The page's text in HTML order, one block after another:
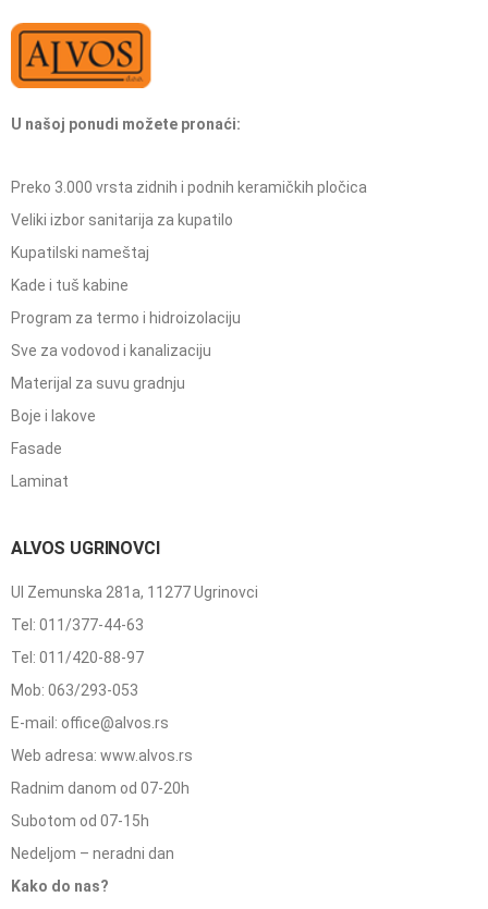
U našoj ponudi možete pronaći:
Preko 3.000 vrsta zidnih i podnih keramičkih pločica
Veliki izbor sanitarija za kupatilo
Kupatilski nameštaj
Kade i tuš kabine
Program za termo i hidroizolaciju
Sve za vodovod i kanalizaciju
Materijal za suvu gradnju
Boje i lakove
Fasade
Laminat
ALVOS UGRINOVCI
Ul Zemunska 281a, 11277 Ugrinovci
Tel: 011/377-44-63
Tel: 011/420-88-97
Mob: 063/293-053
E-mail: office@alvos.rs
Web adresa: www.alvos.rs
Radnim danom od 07-20h
Subotom od 07-15h
Nedeljom – neradni dan
Kako do nas?